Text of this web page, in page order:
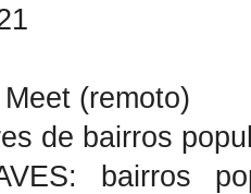
(remoto)
de bairros
bairros